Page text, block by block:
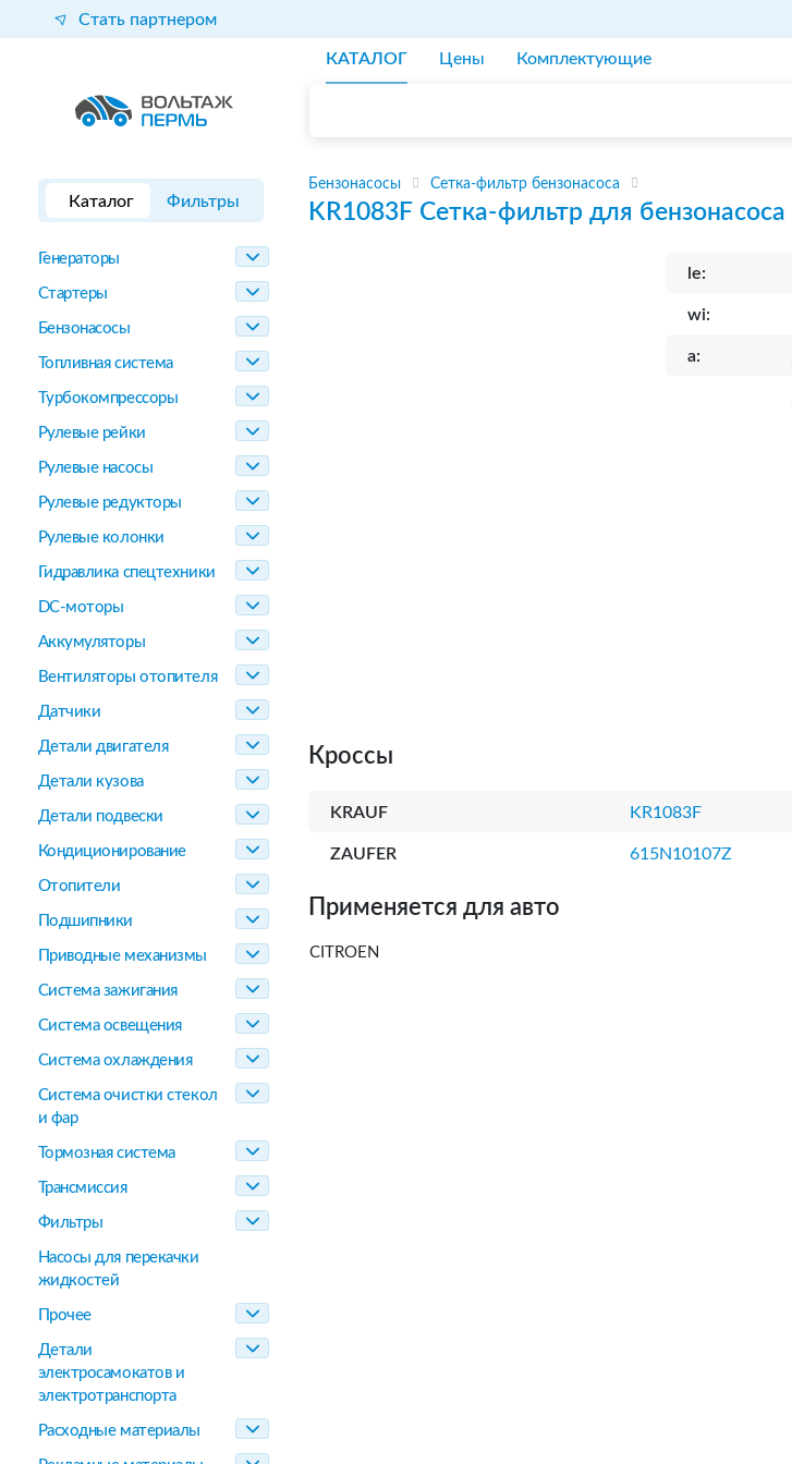
Стать партнером
КАТАЛОГ Цены Комплектующие
Каталог Фильтры
Генераторы
Стартеры
Бензонасосы
Топливная система
Турбокомпрессоры
Рулевые рейки
Рулевые насосы
Рулевые редукторы
Рулевые колонки
Гидравлика спецтехники
DC-моторы
Аккумуляторы
Вентиляторы отопителя
Датчики
Детали двигателя
Детали кузова
Детали подвески
Кондиционирование
Отопители
Подшипники
Приводные механизмы
Система зажигания
Система освещения
Система охлаждения
Система очистки стекол
и фар
Тормозная система
Трансмиссия
Фильтры
Насосы для перекачки
жидкостей
Прочее
Детали
электросамокатов и
электротранспорта
Расходные материалы
Бензонасосы Сетка-фильтр бензонасоса
KR1083F Сетка-фильтр для бензонасоса
le:
wi:
a:
Кроссы
KRAUF KR1083F
ZAUFER 615N10107Z
Применяется для авто
CITROEN